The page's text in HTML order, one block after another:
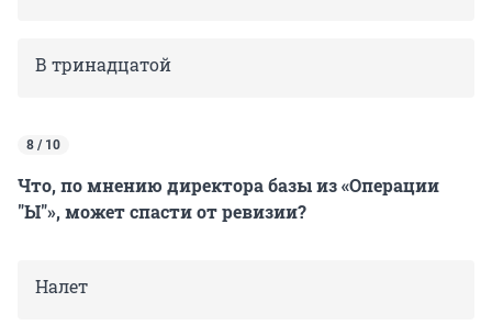
В тринадцатой
8 / 10
Что, по мнению директора базы из «Операции
"Ы"», может спасти от ревизии?
Налет